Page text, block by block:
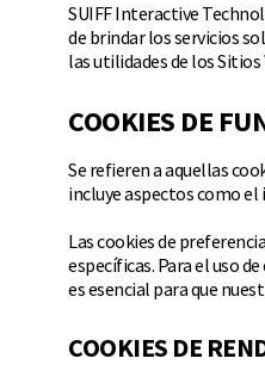
SUIFF Interactive
de brindar los servicios
las utilidades de los
COOKIES DE
Se refieren a aquellas
incluye aspectos como el
Las cookies de
específicas. Para el uso
es esencial para que
COOKIES DE